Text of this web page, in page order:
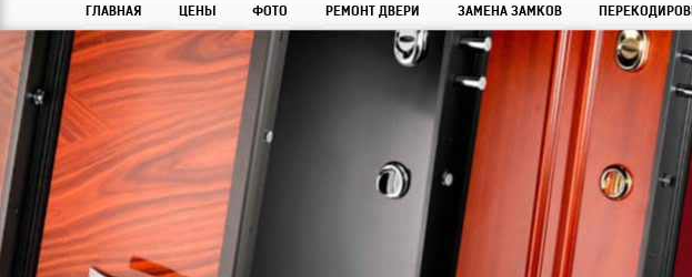
ГЛАВНАЯ ЦЕНЫ ФОТО РЕМОНТ ДВЕРИ ЗАМЕНА ЗАМКОВ